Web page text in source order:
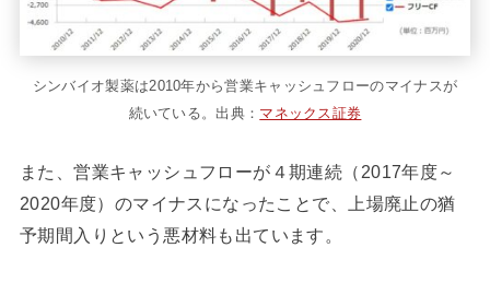
シンバイオ製薬は2010年から営業キャッシュフローのマイナスが
続いている。出典： マネックス証券
また、営業キャッシュフローが４期連続（2017年度～
2020年度）のマイナスになったことで、上場廃止の猶
予期間入りという悪材料も出ています。